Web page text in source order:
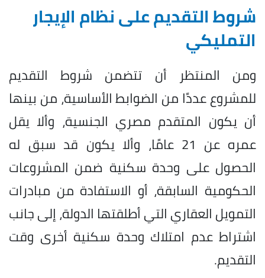
شروط التقديم على نظام الإيجار
التمليكي
ومن المنتظر أن تتضمن شروط التقديم
للمشروع عددًا من الضوابط الأساسية، من بينها
أن يكون المتقدم مصري الجنسية، وألا يقل
عمره عن 21 عامًا، وألا يكون قد سبق له
الحصول على وحدة سكنية ضمن المشروعات
الحكومية السابقة، أو الاستفادة من مبادرات
التمويل العقاري التي أطلقتها الدولة، إلى جانب
اشتراط عدم امتلاك وحدة سكنية أخرى وقت
التقديم.